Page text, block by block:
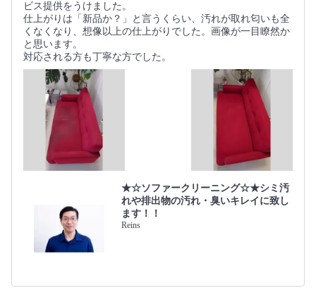
ビス提供をうけました。
仕上がりは「新品か？」と言うくらい、汚れが取れ匂いも全
くなくなり、想像以上の仕上がりでした。画像が一目瞭然か
と思います。
対応される方も丁寧な方でした。
★☆ソファークリーニング☆★シミ汚
れや排出物の汚れ・臭いキレイに致し
ます！！
Reins